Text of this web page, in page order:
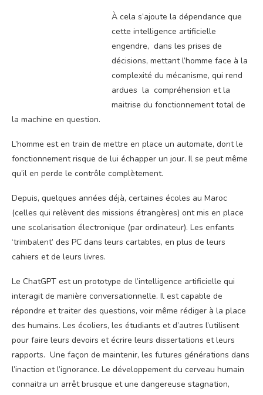
À cela s’ajoute la dépendance que
cette intelligence artificielle
engendre, dans les prises de
décisions, mettant l’homme face à la
complexité du mécanisme, qui rend
ardues la compréhension et la
maitrise du fonctionnement total de
la machine en question.
L’homme est en train de mettre en place un automate, dont le
fonctionnement risque de lui échapper un jour. Il se peut même
qu’il en perde le contrôle complètement.
Depuis, quelques années déjà, certaines écoles au Maroc
(celles qui relèvent des missions étrangères) ont mis en place
une scolarisation électronique (par ordinateur). Les enfants
‘trimbalent’ des PC dans leurs cartables, en plus de leurs
cahiers et de leurs livres.
Le ChatGPT est un prototype de l’intelligence artificielle qui
interagit de manière conversationnelle. Il est capable de
répondre et traiter des questions, voir même rédiger à la place
des humains. Les écoliers, les étudiants et d’autres l’utilisent
pour faire leurs devoirs et écrire leurs dissertations et leurs
rapports. Une façon de maintenir, les futures générations dans
l’inaction et l’ignorance. Le développement du cerveau humain
connaitra un arrêt brusque et une dangereuse stagnation,